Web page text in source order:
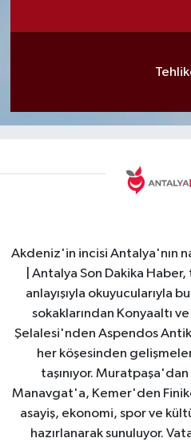
Akdeniz'in incisi Antalya'nın
| Antalya Son Dakika Haber,
anlayışıyla okuyucularıyla
sokaklarından Konyaaltı
Şelalesi'nden Aspendos
her köşesinden
taşınıyor.
Manavgat'a, Kemer'den
asayiş, ekonomi, spor ve
hazırlanarak sunuluyor.